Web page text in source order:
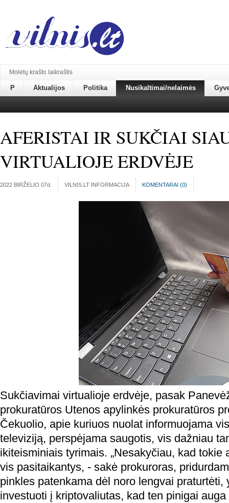
Molėtų krašto laikraštis
P Aktualijos Politika Nusikaltimai/nelaimės
AFERISTAI IR SUKČIAI
VIRTUALIOJE ERDVĖJE
2022 BIRŽELIO 07d. VILNIS.LT INFORMACIJA KOMENTARAI (0)
Sukčiavimai virtualioje erdvėje, pasak
prokuratūros Utenos apylinkės prokuratūros
Čekuolio, apie kuriuos nuolat informuojama
televiziją, perspėjama saugotis, vis dažniau
ikiteisminiais tyrimais. „Nesakyčiau, kad tokie
vis pasitaikantys, - sakė prokuroras,
pinkles patenkama dėl noro lengvai praturtėti,
investuoti į kriptovaliutas, kad ten pinigai auga